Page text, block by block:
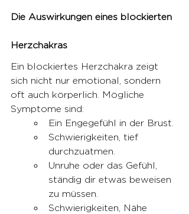
Die Auswirkungen eines blockierten
Herzchakras
Ein blockiertes Herzchakra zeigt
sich nicht nur emotional, sondern
oft auch körperlich. Mögliche
Symptome sind:
Ein Engegefühl in der Brust.
Schwierigkeiten, tief
durchzuatmen.
Unruhe oder das Gefühl,
ständig dir etwas beweisen
zu müssen.
Schwierigkeiten, Nähe